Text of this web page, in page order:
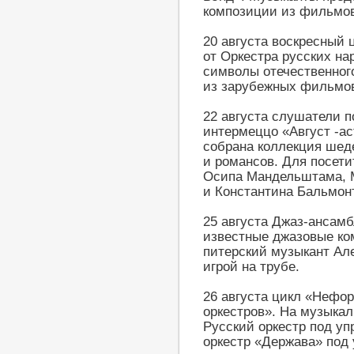
композиции из
20 августа
от Оркестра русских
символы
из зарубежных
22 августа слушатели
интермеццо «Август -
собрана коллекция
и романсов. Для
Осипа Мандельштама,
и Константина
25 августа Джаз-
известные джазовые
питерский музыкант
игрой на трубе.
26 августа цикл
оркестров». На
Русский оркестр под
оркестр «Держава»